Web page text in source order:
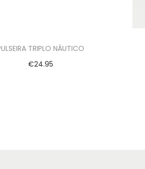
TRIPLO NÁUTICO
€24.95